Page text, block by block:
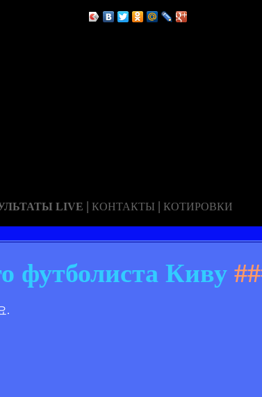
LIVE | КОНТАКТЫ | КОТИРОВКИ
футболиста Киву
.